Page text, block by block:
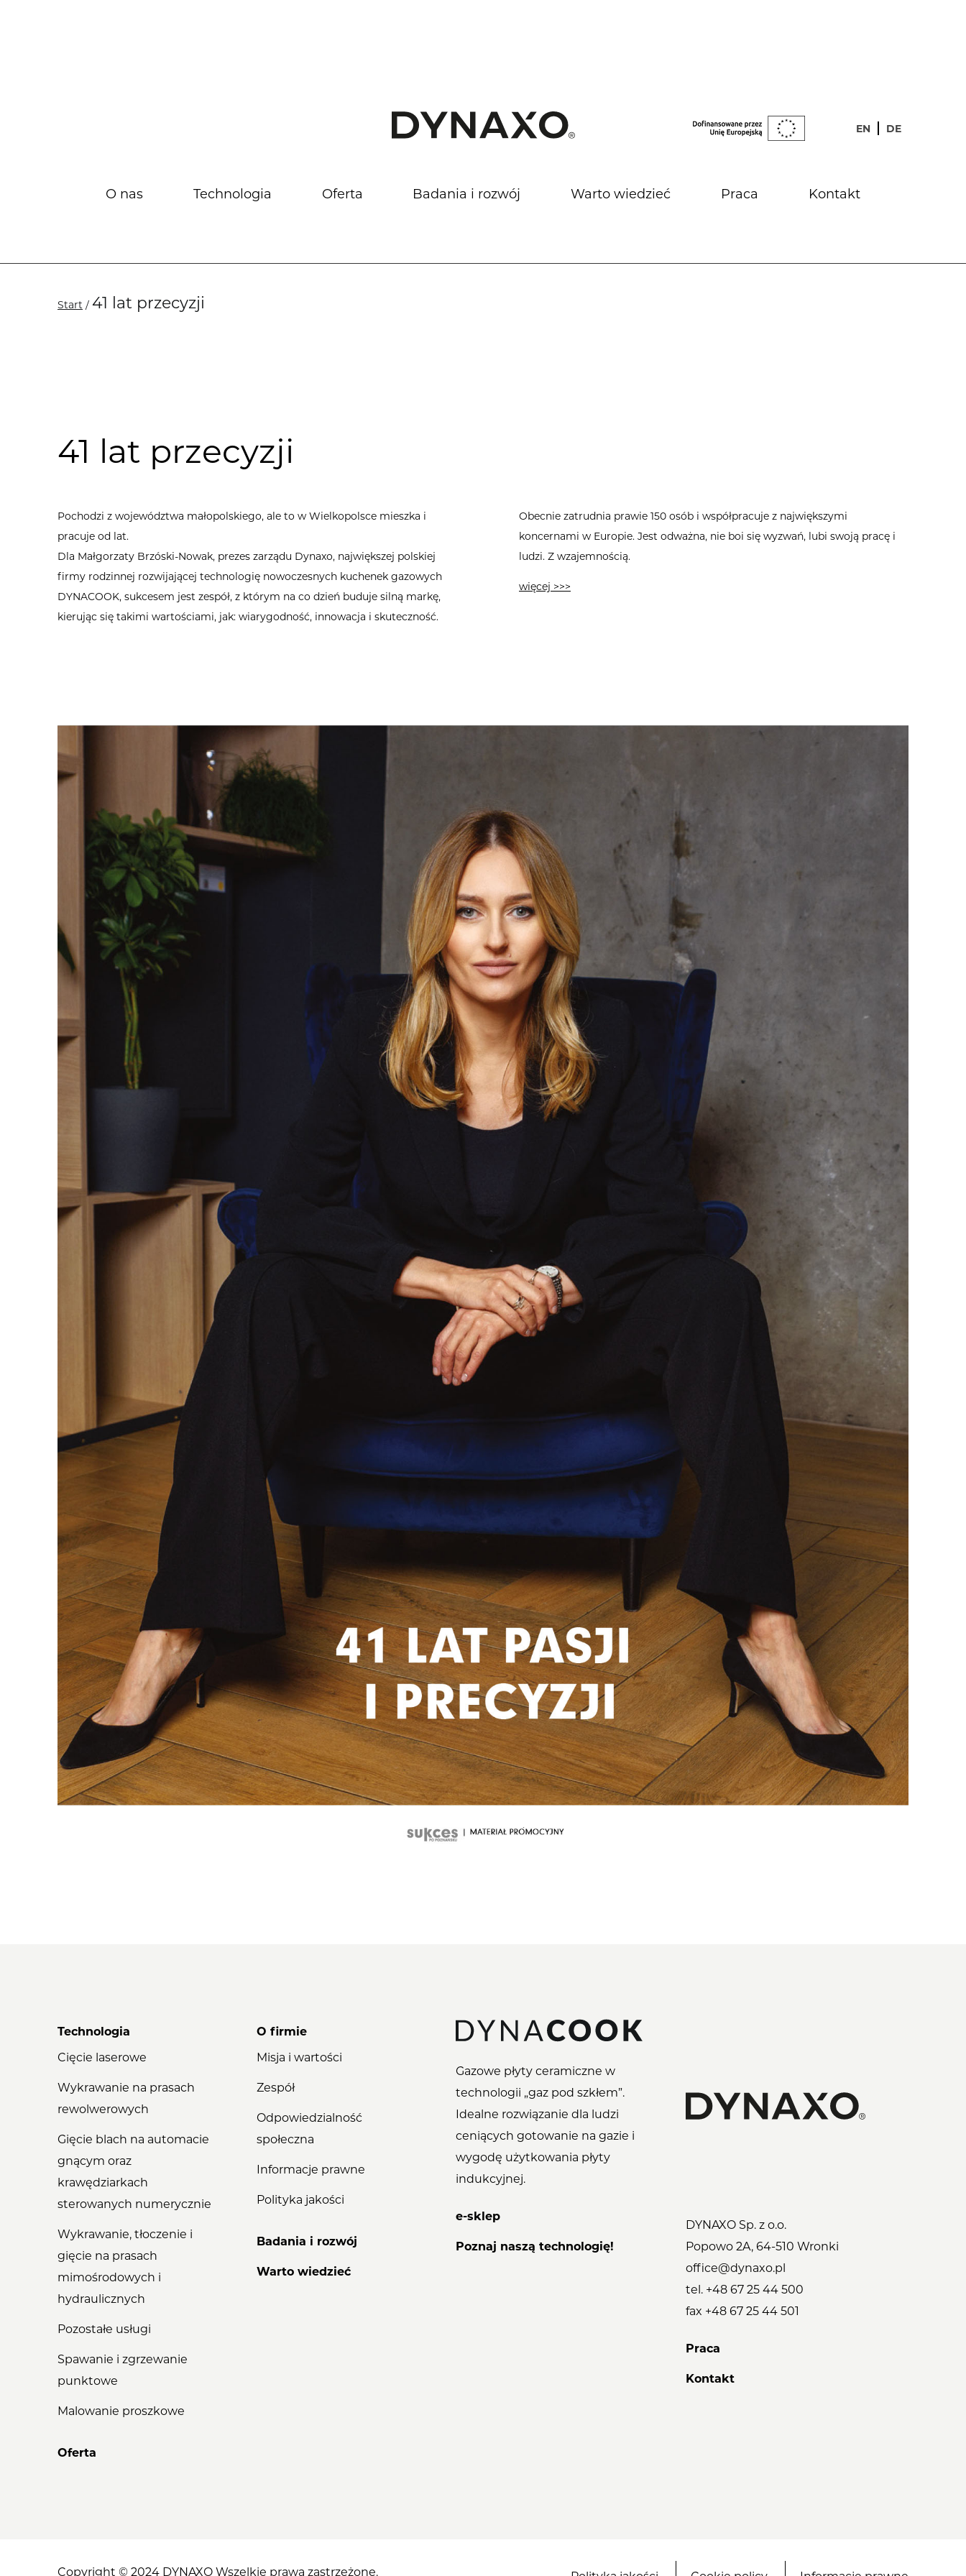
EN DE
O nas
Odpowiedzialność społeczna
Aktualności
Technologia Oferta Badania i rozwój Warto wiedzieć Praca Kontakt
Start / 41 lat przecyzji
41 lat przecyzji
Pochodzi z województwa małopolskiego, ale to w Wielkopolsce mieszka i
pracuje od lat.
Dla Małgorzaty Brzóski-Nowak, prezes zarządu Dynaxo, największej polskiej
firmy rodzinnej rozwijającej technologię nowoczesnych kuchenek gazowych
DYNACOOK, sukcesem jest zespół, z którym na co dzień buduje silną markę,
kierując się takimi wartościami, jak: wiarygodność, innowacja i skuteczność.
Obecnie zatrudnia prawie 150 osób i współpracuje z największymi
koncernami w Europie. Jest odważna, nie boi się wyzwań, lubi swoją pracę i
ludzi. Z wzajemnością.
więcej >>>
Technologia
Cięcie laserowe
Wykrawanie na prasach
rewolwerowych
Gięcie blach na automacie
gnącym oraz
krawędziarkach
sterowanych numerycznie
Wykrawanie, tłoczenie i
gięcie na prasach
mimośrodowych i
hydraulicznych
Pozostałe usługi
Spawanie i zgrzewanie
punktowe
Malowanie proszkowe
Oferta
O firmie
Misja i wartości
Zespół
Odpowiedzialność
społeczna
Informacje prawne
Polityka jakości
Badania i rozwój
Warto wiedzieć
Gazowe płyty ceramiczne w
technologii „gaz pod szkłem”.
Idealne rozwiązanie dla ludzi
ceniących gotowanie na gazie i
wygodę użytkowania płyty
indukcyjnej.
e-sklep
Poznaj naszą technologię!
DYNAXO Sp. z o.o.
Popowo 2A, 64-510 Wronki
office@dynaxo.pl
tel. +48 67 25 44 500
fax +48 67 25 44 501
Praca
Kontakt
Copyright © 2024 DYNAXO Wszelkie prawa zastrzeżone.